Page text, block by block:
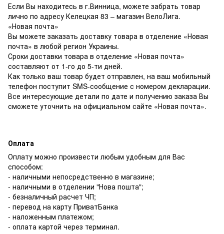
Если Вы находитесь в г.Винница, можете забрать товар
лично по адресу Келецкая 83 – магазин ВелоЛига.
«Новая почта»
Вы можете заказать доставку товара в отделение «Новая
почта» в любой регион Украины.
Сроки доставки товара в отделение «Новая почта»
составляют от 1-го до 5-ти дней.
Как только ваш товар будет отправлен, на ваш мобильный
телефон поступит SMS-сообщение с номером декларации.
Все интересующие детали по дате и получению заказа Вы
сможете уточнить на официальном сайте «Новая почта».
Оплата
Оплату можно произвести любым удобным для Вас
способом:
- наличными непосредственно в магазине;
- наличными в отделении "Нова пошта";
- безналичный расчет ЧП;
- перевод на карту ПриватБанка
- наложенным платежом;
- оплата картой через терминал.